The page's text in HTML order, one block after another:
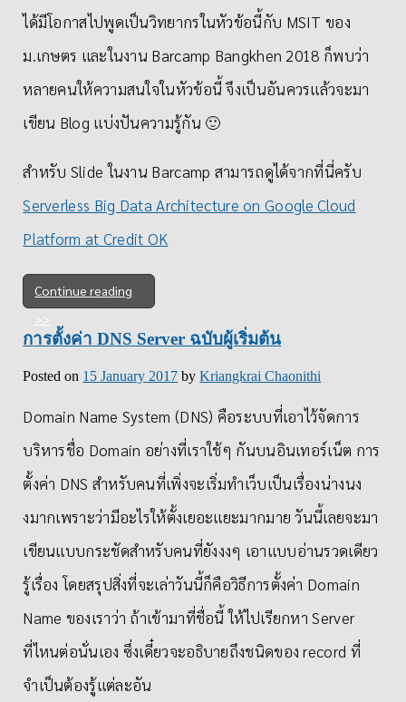
ได้มีโอกาสไปพูดเป็นวิทยากรในหัวข้อนี้กับ MSIT ของ
ม.เกษตร และในงาน Barcamp Bangkhen 2018 ก็พบว่า
หลายคนให้ความสนใจในหัวข้อนี้ จึงเป็นอันควรแล้วจะมา
เขียน Blog แบ่งปันความรู้กัน 🙂
สำหรับ Slide ในงาน Barcamp สามารถดูได้จากที่นี่ครับ
Serverless Big Data Architecture on Google Cloud
Platform at Credit OK
Continue reading
การตั้งค่า DNS Server ฉบับผู้เริ่มต้น
Posted on 15 January 2017 byKriangkrai Chaonithi
Domain Name System (DNS) คือระบบที่เอาไว้จัดการ
บริหารชื่อ Domain อย่างที่เราใช้ๆ กันบนอินเทอร์เน็ต การ
ตั้งค่า DNS สำหรับคนที่เพิ่งจะเริ่มทำเว็บเป็นเรื่องน่างนง
งมากเพราะว่ามีอะไรให้ตั้งเยอะแยะมากมาย วันนี้เลยจะมา
เขียนแบบกระชัดสำหรับคนที่ยังงงๆ เอาแบบอ่านรวดเดียว
รู้เรื่อง โดยสรุปสิ่งที่จะเล่าวันนี้ก็คือวิธีการตั้งค่า Domain
Name ของเราว่า ถ้าเข้ามาที่ชื่อนี้ ให้ไปเรียกหา Server
ที่ไหนต่อนั่นเอง ซึ่งเดี๋ยวจะอธิบายถึงชนิดของ record ที่
จำเป็นต้องรู้แต่ละอัน